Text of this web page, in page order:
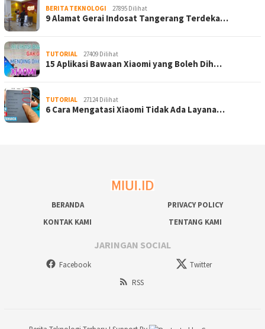
BERITA TEKNOLOGI 27895 Dilihat
9 Alamat Gerai Indosat Tangerang Terdeka…
TUTORIAL 27409 Dilihat
15 Aplikasi Bawaan Xiaomi yang Boleh Dih…
TUTORIAL 27124 Dilihat
6 Cara Mengatasi Xiaomi Tidak Ada Layana…
BERANDA
PRIVACY POLICY
KONTAK KAMI
TENTANG KAMI
JARINGAN SOCIAL
Facebook
Twitter
RSS